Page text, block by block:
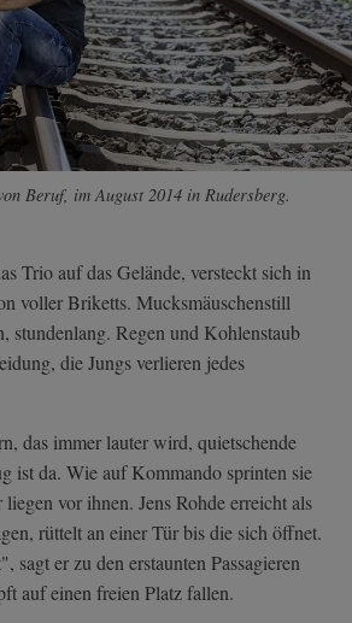
Beruf, im August 2014 in Rudersberg.
Trio auf das Gelände, versteckt sich in
voller Briketts. Mucksmäuschenstill
stundenlang. Regen und Kohlenstaub
die Jungs verlieren jedes
das immer lauter wird, quietschende
ist da. Wie auf Kommando sprinten sie
vor ihnen. Jens Rohde erreicht als
rüttelt an einer Tür bis die sich öffnet.
sagt er zu den erstaunten Passagieren
auf einen freien Platz fallen.